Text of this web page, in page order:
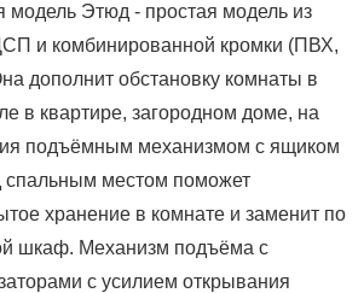
модель Этюд - простая модель из
и комбинированной кромки (ПВХ,
дополнит обстановку комнаты в
в квартире, загородном доме, на
подъёмным механизмом с ящиком
спальным местом поможет
хранение в комнате и заменит по
шкаф. Механизм подъёма с
с усилием открывания